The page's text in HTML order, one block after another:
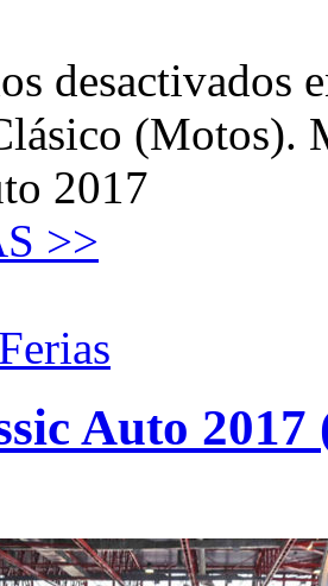
desactivados
(Motos).
2017
>>
Auto 2017